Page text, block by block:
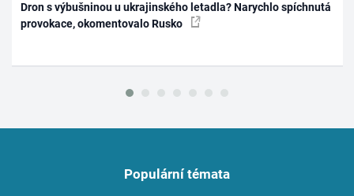
Dron s výbušninou u ukrajinského letadla? Narychlo spíchnutá
provokace, okomentovalo Rusko
Populární témata